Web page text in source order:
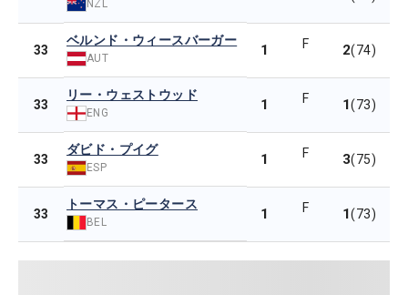
NZL
33
ベルンド・ウィースバーガー
AUT 1 F 2(74)
33
リー・ウェストウッド
ENG 1 F 1(73)
33
ダビド・プイグ
ESP 1 F 3(75)
33
トーマス・ピータース
BEL 1 F 1(73)